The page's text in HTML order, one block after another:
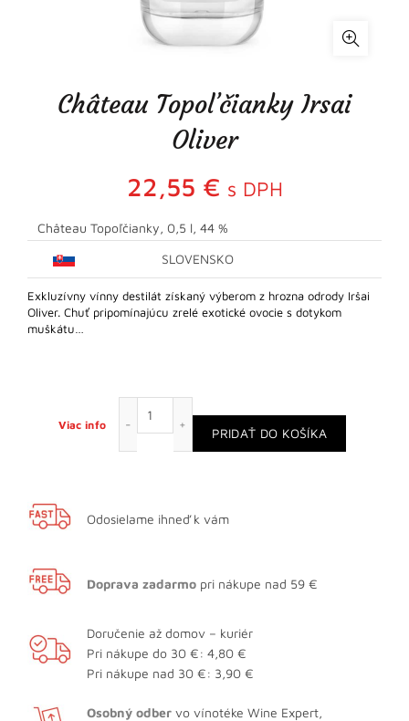
Château Topoľčianky Irsai
Oliver
22,55 € s DPH
Château Topoľčianky, 0,5 l, 44 %
SLOVENSKO
Exkluzívny vínny destilát získaný výberom z hrozna odrody Iršai
Oliver. Chuť pripomínajúcu zrelé exotické ovocie s dotykom
muškátu…
Viac info
PRIDAŤ DO KOŠÍKA
Odosielame ihneď k vám
Doprava zadarmo pri nákupe nad 59 €
Doručenie až domov – kuriér
Pri nákupe do 30 €: 4,80 €
Pri nákupe nad 30 €: 3,90 €
Osobný odber vo vínotéke Wine Expert,